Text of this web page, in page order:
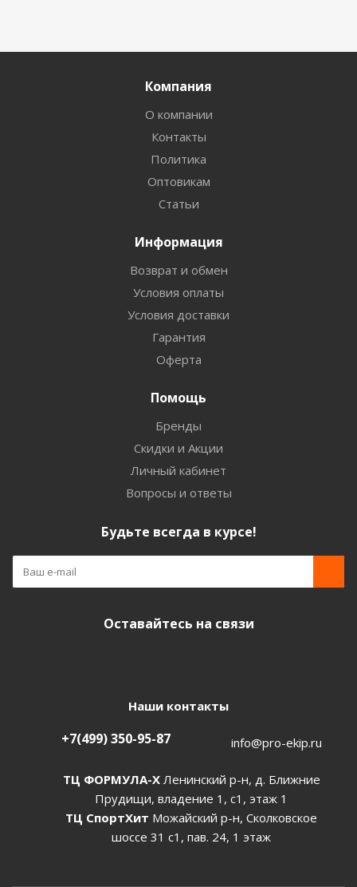
Компания
О компании
Контакты
Политика
Оптовикам
Статьи
Информация
Возврат и обмен
Условия оплаты
Условия доставки
Гарантия
Оферта
Помощь
Бренды
Скидки и Акции
Личный кабинет
Вопросы и ответы
Будьте всегда в курсе!
Оставайтесь на связи
Наши контакты
+7(499) 350-95-87 info@pro-ekip.ru
ТЦ ФОРМУЛА-ХЛенинский р-н, д. Ближние
Прудищи, владение 1, с1, этаж 1
ТЦ СпортХит Можайский р-н, Сколковское
шоссе 31 с1, пав. 24, 1 этаж